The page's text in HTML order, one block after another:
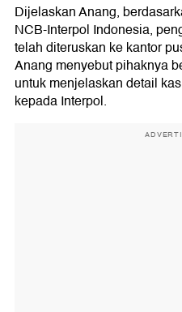
Dijelaskan Anang,
NCB-Interpol Indonesia,
telah diteruskan ke kantor
Anang menyebut pihaknya
untuk menjelaskan detail
kepada Interpol.